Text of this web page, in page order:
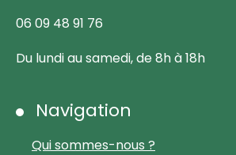
06 09 48 91 76
Du lundi au samedi, de 8h à 18h
Navigation
Qui sommes-nous ?